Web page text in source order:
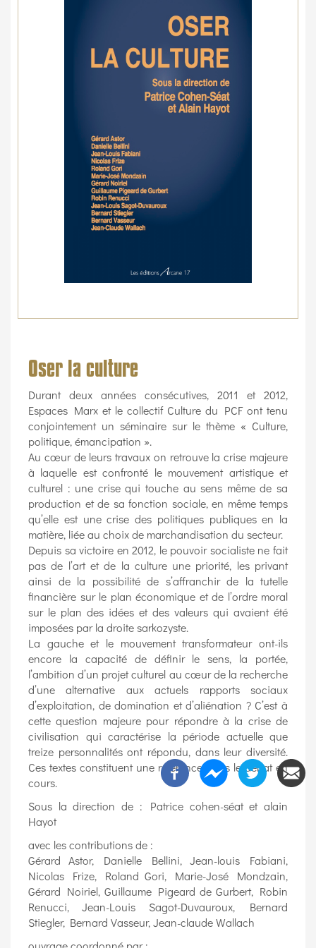
Oser la culture
Durant deux années consécutives, 2011 et 2012,
Espaces Marx et le collectif Culture du PCF ont tenu
conjointement un séminaire sur le thème « Culture,
politique, émancipation ».
Au cœur de leurs travaux on retrouve la crise majeure
à laquelle est confronté le mouvement artistique et
culturel : une crise qui touche au sens même de sa
production et de sa fonction sociale, en même temps
qu’elle est une crise des politiques publiques en la
matière, liée au choix de marchandisation du secteur.
Depuis sa victoire en 2012, le pouvoir socialiste ne fait
pas de l’art et de la culture une priorité, les privant
ainsi de la possibilité de s’affranchir de la tutelle
financière sur le plan économique et de l’ordre moral
sur le plan des idées et des valeurs qui avaient été
imposées par la droite sarkozyste.
La gauche et le mouvement transformateur ont-ils
encore la capacité de définir le sens, la portée,
l’ambition d’un projet culturel au cœur de la recherche
d’une alternative aux actuels rapports sociaux
d’exploitation, de domination et d’aliénation ? C’est à
cette question majeure pour répondre à la crise de
civilisation qui caractérise la période actuelle que
treize personnalités ont répondu, dans leur diversité.
Ces textes constituent une référence dans le débat en
cours.
Sous la direction de : Patrice cohen-séat et alain
Hayot
avec les contributions de :
Gérard Astor, Danielle Bellini, Jean-louis Fabiani,
Nicolas Frize, Roland Gori, Marie-José Mondzain,
Gérard Noiriel, Guillaume Pigeard de Gurbert, Robin
Renucci, Jean-Louis Sagot-Duvauroux, Bernard
Stiegler, Bernard Vasseur, Jean-claude Wallach